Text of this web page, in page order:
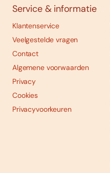
Service & informatie
Klantenservice
Veelgestelde vragen
Contact
Algemene voorwaarden
Privacy
Cookies
Privacyvoorkeuren